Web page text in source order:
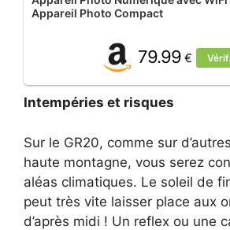
Appareil Photo Compact
79.99€
Intempéries et risques
Sur le GR20, comme sur
haute montagne, vous serez
aléas climatiques. Le soleil de
peut très vite laisser place aux
d’après midi ! Un reflex ou une